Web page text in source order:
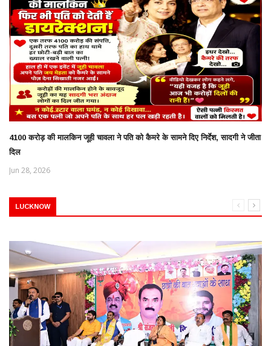
4100 करोड़ की मालकिन जूही चावला ने पति को कैमरे के सामने दिए निर्देश, सादगी ने जीता
दिल
Jun 28, 2026
LUCKNOW